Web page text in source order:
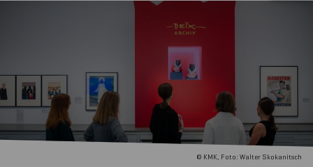
© KMK, Foto: Walter Skokanitsch